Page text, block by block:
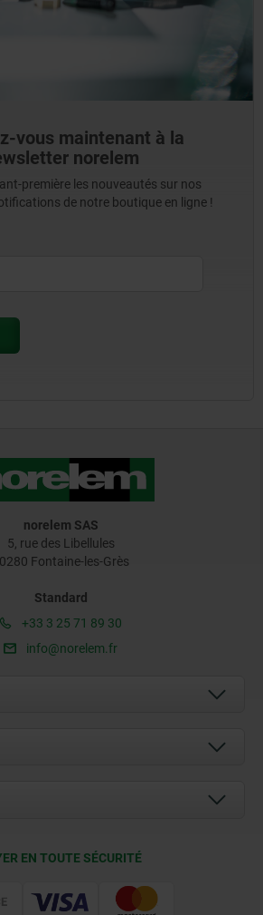
vous maintenant à la
norelem
première les nouveautés sur nos
de notre boutique en ligne !
norelem SAS
5, rue des Libellules
Fontaine-les-Grès
Standard
+33 3 25 71 89 30
info@norelem.fr
EN TOUTE SÉCURITÉ